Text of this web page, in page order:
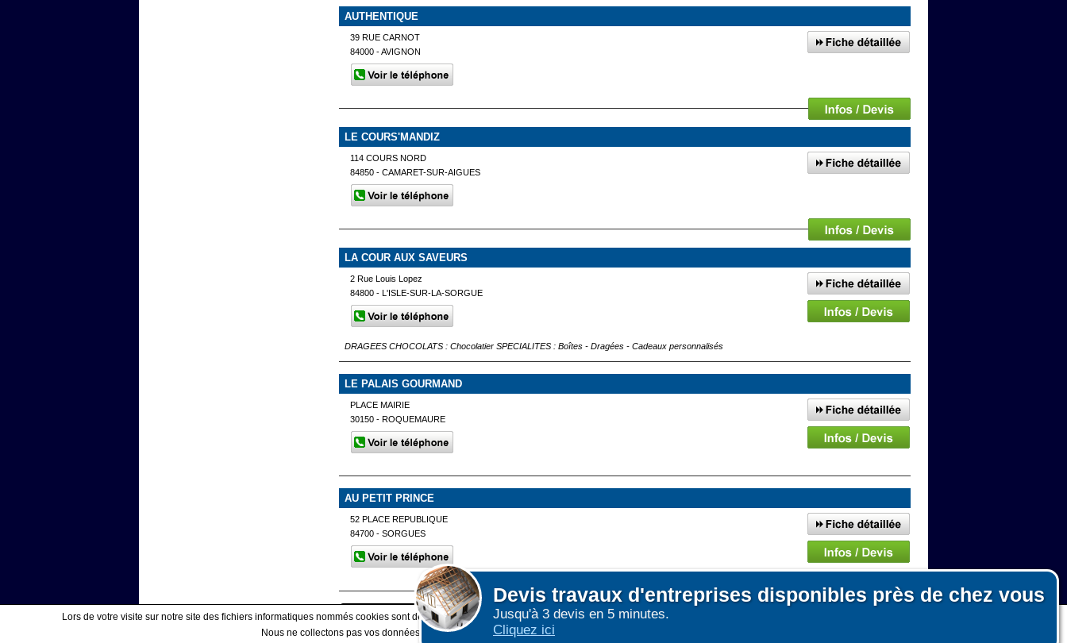
Devis travaux d'entreprises disponibles près de chez vous
Jusqu'à 3 devis en 5 minutes.
Cliquez ici
AUTHENTIQUE
39 RUE CARNOT
84000 - AVIGNON
LE COURS'MANDIZ
114 COURS NORD
84850 - CAMARET-SUR-AIGUES
LA COUR AUX SAVEURS
2 Rue Louis Lopez
84800 - L'ISLE-SUR-LA-SORGUE
DRAGEES CHOCOLATS : Chocolatier SPECIALITES : Boîtes - Dragées - Cadeaux personnalisés
LE PALAIS GOURMAND
PLACE MAIRIE
30150 - ROQUEMAURE
AU PETIT PRINCE
52 PLACE REPUBLIQUE
84700 - SORGUES
Afficher plus de prestataires dans un rayon de 50km autour de Monteux
Lors de votre visite sur notre site des fichiers informatiques nommés cookies sont déposés sur votre terminal. Ces cookies sont utilisés pour la navigation, le fonctionnement du site et les mesures d'audience pour l'éditeur.
Nous ne collectons pas vos données personnelles au travers des cookies à des fins publicitaires ni pour nous ni pour des tiers.